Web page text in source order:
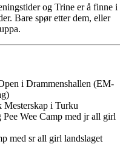
og Trine er å finne i
Bare spør etter dem, eller
i Drammenshallen (EM-
i Turku
Wee Camp med jr all girl
med sr all girl landslaget